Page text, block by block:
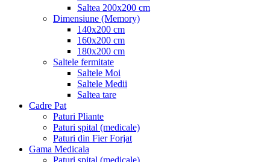
Saltea 200x200 cm
Dimensiune (Memory)
140x200 cm
160x200 cm
180x200 cm
Saltele fermitate
Saltele Moi
Saltele Medii
Saltea tare
Cadre Pat
Paturi Pliante
Paturi spital (medicale)
Paturi din Fier Forjat
Gama Medicala
Paturi spital (medicale)